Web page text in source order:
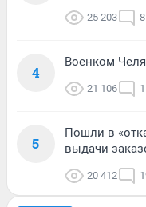
25 203 8
4
Военком
21 106
5
Пошли в
выдачи
20 412